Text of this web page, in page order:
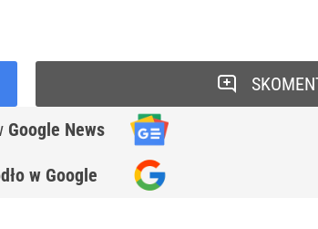
Google News
w Google